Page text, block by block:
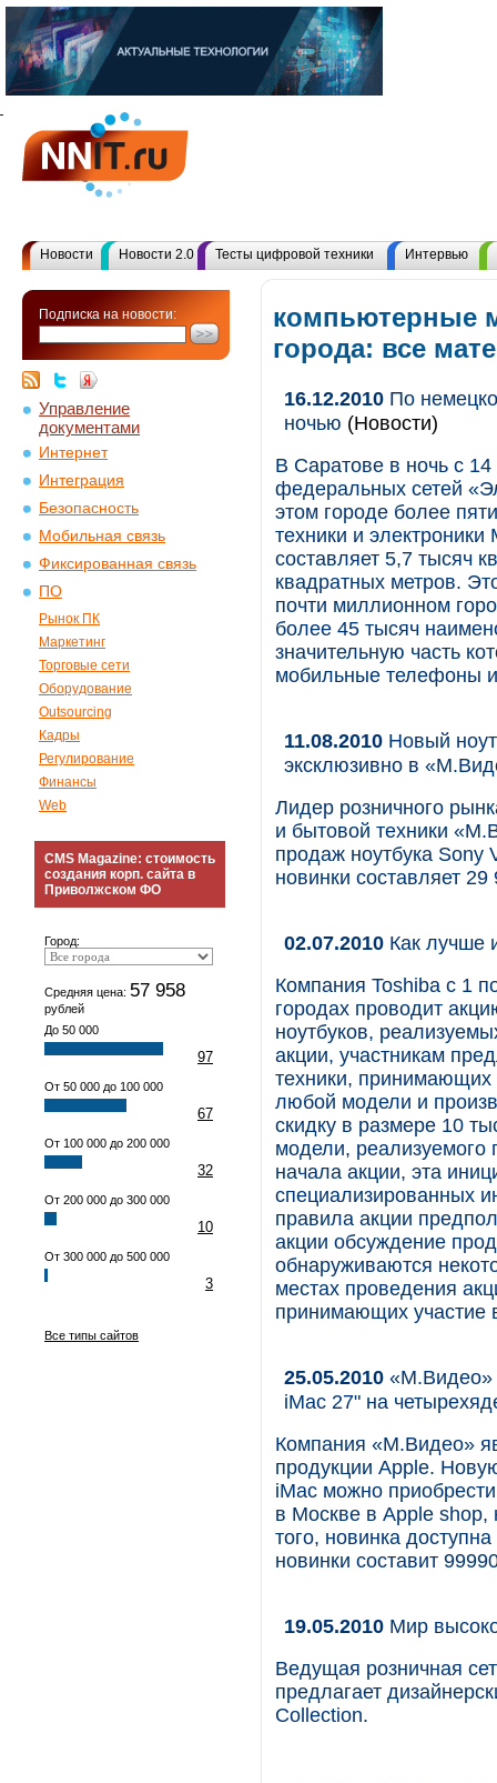
Новости Новости 2.0 Тесты цифровой техники Интервью
Подписка на новости:
Управление
документами
Интернет
Интеграция
Безопасность
Мобильная связь
Фиксированная связь
ПО
Рынок ПК
Маркетинг
Торговые сети
Оборудование
Outsourcing
Кадры
Регулирование
Финансы
Web
CMS Magazine: стоимость
создания корп. сайта в
Приволжском ФО
Город:
Средняя цена: 57 958
рублей
До 50 000
97
От 50 000 до 100 000
67
От 100 000 до 200 000
32
От 200 000 до 300 000
10
От 300 000 до 500 000
3
Все типы сайтов
компьютерные
города: все
16.12.2010 По
ночью (Новости)
В Саратове в ночь с
федеральных сетей
этом городе более
техники и
составляет 5,7 тысяч
квадратных метров.
почти миллионном
более 45 тысяч
значительную часть
мобильные телефоны
11.08.2010 Новый
эксклюзивно в
Лидер розничного
и бытовой техники
продаж ноутбука Sony
новинки составляет 29
02.07.2010 Как лучше
Компания Toshiba с 1
городах проводит
ноутбуков,
акции, участникам
техники, принимающих
любой модели и
скидку в размере 10
модели,
начала акции, эта
специализированных
правила акции
акции обсуждение
обнаруживаются
местах проведения
принимающих участие
25.05.2010 «М.Видео»
iMac 27" на
Компания «М.Видео»
продукции Apple.
iMac можно
в Москве в Apple shop,
того, новинка
новинки составит
19.05.2010 Мир
Ведущая розничная
предлагает
Collection.